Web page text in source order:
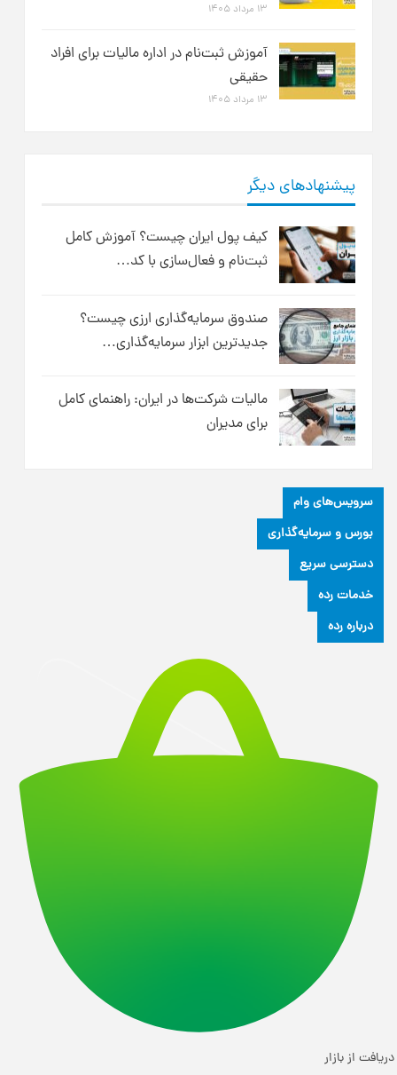
۱۳ مرداد ۱۴۰۵
آموزش ثبت‌نام در اداره مالیات برای افراد
حقیقی
۱۳ مرداد ۱۴۰۵
پیشنهادهای دیگر
کیف پول ایران چیست؟ آموزش کامل
ثبت‌نام و فعال‌سازی با کد…
صندوق سرمایه‌گذاری ارزی چیست؟
جدیدترین ابزار سرمایه‌گذاری…
مالیات شرکت‌ها در ایران: راهنمای کامل
برای مدیران
سرویس‌های وام
بورس و سرمایه‌گذاری
دسترسی سریع
خدمات رده
درباره رده
دریافت از بازار